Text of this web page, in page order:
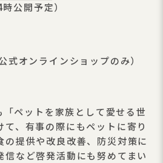
公開予定）
オンラインショップのみ）
ペットを家族として愛せる世
、有事の際にもペットに寄り
の提供や改良改善、防災対策に
信など啓発活動にも努めてまい